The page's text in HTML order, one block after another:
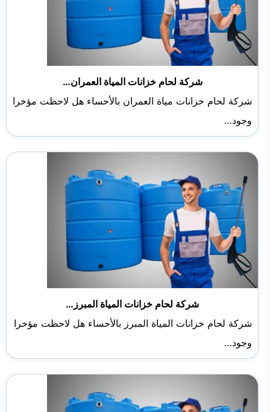
شركة لحام خزانات المياة العمران…
شركة لحام خزانات مياة العمران بالأحساء هل لاحظت مؤخرا
وجود…
شركة لحام خزانات المياة المبرز…
شركة لحام خزانات المياة المبرز بالأحساء هل لاحظت مؤخرا
وجود…